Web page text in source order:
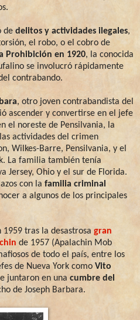
de delitos y actividades ilegales,
el robo, o el cobro de
Prohibición en 1920, la conocida
se involucró rápidamente
contrabando.
, otro joven contrabandista del
ascender y convertirse en el jefe
el noreste de Pensilvania, la
actividades del crimen
Wilkes-Barre, Pensilvania, y el
La familia también tenía
Jersey, Ohio y el sur de Florida.
con la familia criminal
a algunos de los principales
1959 tras la desastrosa gran
de 1957 (Apalachin Mob
de todo el país, entre los
de Nueva York como Vito
juntaron en una cumbre del
de Joseph Barbara.